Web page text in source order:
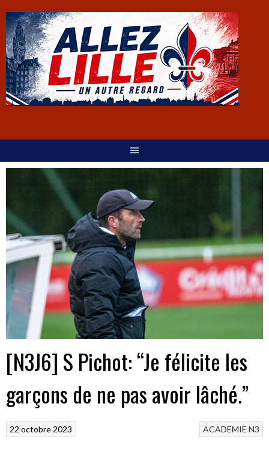
[N3J6] S Pichot: “Je félicite les
garçons de ne pas avoir lâché.”
ACADEMIE N3
22 octobre 2023